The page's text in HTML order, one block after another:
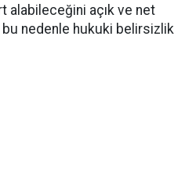
alabileceğini açık ve net
nedenle hukuki belirsizlik